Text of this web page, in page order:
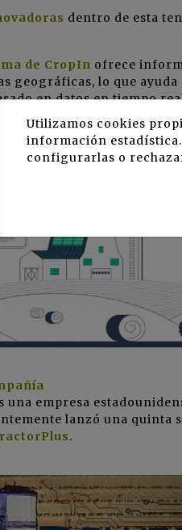
dentro de esta
de CropIn ofrece
geográficas, lo que
en datos en tiempo
el futuro.
una empresa
lanzó una quinta
.
Utilizamos cookies
información estadística.
configurarlas o